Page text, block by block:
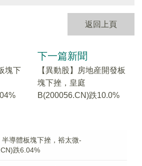
返回上頁
塊下
下一篇新聞
【異動股】房地産開發板
塊下挫，皇庭
B(200056.CN)跌10.0%
半導體板塊下挫，裕太微-
跌6.04%